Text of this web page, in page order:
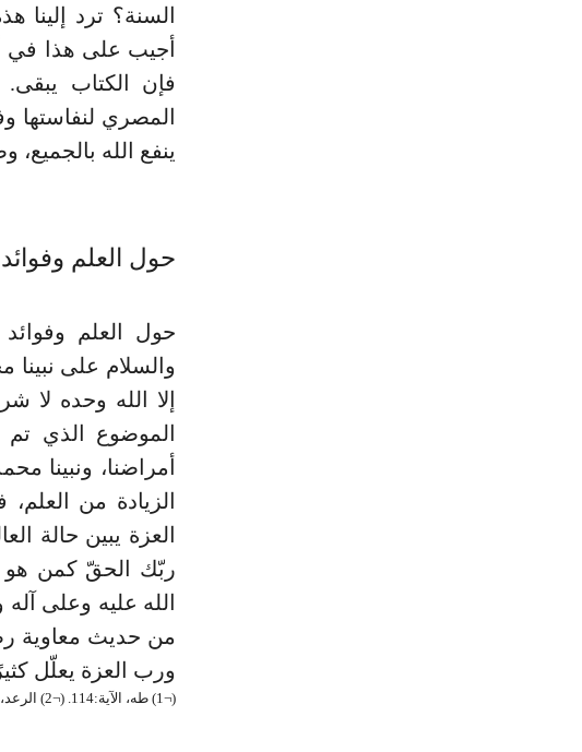
السنة؟ ترد إلينا
أجيب على هذا في
فإن الكتاب
المصري لنفاستها
ينفع الله
حول العلم
حول العلم
والسلام على نبينا
إلا الله وحده لا
الموضوع الذي تم
أمراضنا، ونبينا
العزة يبين حالة
الله عليه وعلى
من حديث معاوية
ورب العزة يعلّل
(¬1) طه، الآية:114. (¬2) الرعد، الآية:19.